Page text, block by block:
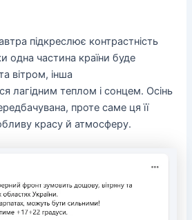
підкреслює контрастність
одна частина країни буде
вітром, інша
лагідним теплом і сонцем. Осінь
проте саме ця її
красу й атмосферу.